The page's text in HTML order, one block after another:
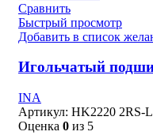
Сравнить
Быстрый просмотр
Добавить в список
Игольчатый
INA
Артикул: HK2220 2RS-
Оценка 0 из 5